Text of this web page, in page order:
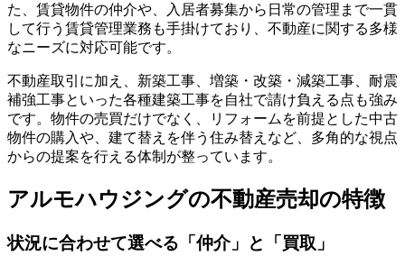
た、賃貸物件の仲介や、入居者募集から日常の管理まで一貫
して行う賃貸管理業務も手掛けており、不動産に関する多様
なニーズに対応可能です。
不動産取引に加え、新築工事、増築・改築・減築工事、耐震
補強工事といった各種建築工事を自社で請け負える点も強み
です。物件の売買だけでなく、リフォームを前提とした中古
物件の購入や、建て替えを伴う住み替えなど、多角的な視点
からの提案を行える体制が整っています。
アルモハウジングの不動産売却の特徴
状況に合わせて選べる「仲介」と「買取」